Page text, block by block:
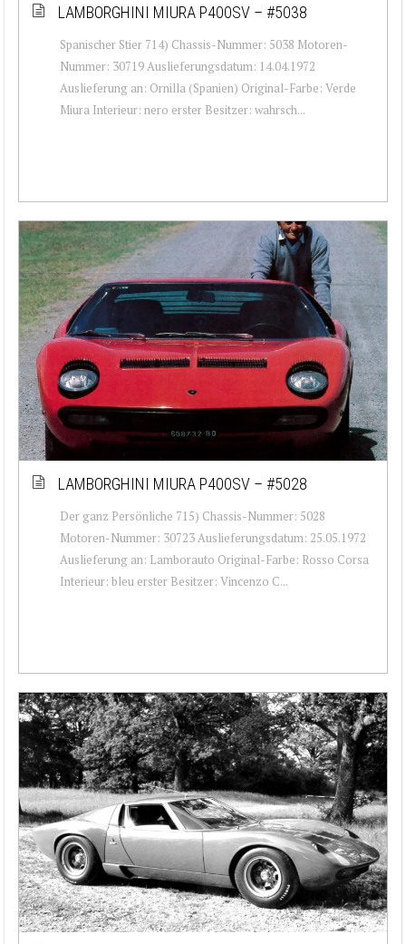
LAMBORGHINI MIURA P400SV – #5038
Spanischer Stier 714) Chassis-Nummer: 5038 Motoren-
Nummer: 30719 Auslieferungsdatum: 14.04.1972
Auslieferung an: Ornilla (Spanien) Original-Farbe: Verde
Miura Interieur: nero erster Besitzer: wahrsch...
LAMBORGHINI MIURA P400SV – #5028
Der ganz Persönliche 715) Chassis-Nummer: 5028
Motoren-Nummer: 30723 Auslieferungsdatum: 25.05.1972
Auslieferung an: Lamborauto Original-Farbe: Rosso Corsa
Interieur: bleu erster Besitzer: Vincenzo C...